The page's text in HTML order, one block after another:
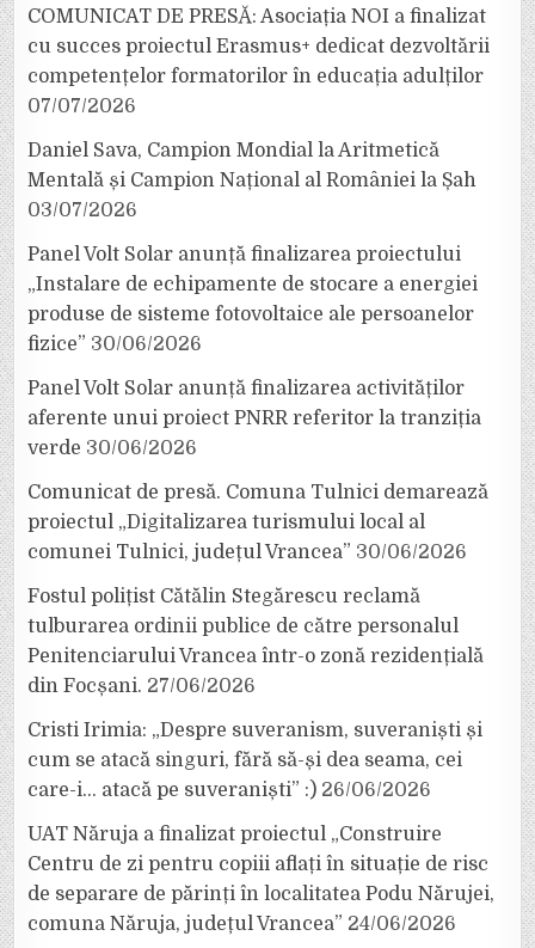
COMUNICAT DE PRESĂ: Asociația NOI a finalizat
cu succes proiectul Erasmus+ dedicat dezvoltării
competențelor formatorilor în educația adulților
07/07/2026
Daniel Sava, Campion Mondial la Aritmetică
Mentală și Campion Național al României la Șah
03/07/2026
Panel Volt Solar anunță finalizarea proiectului
„Instalare de echipamente de stocare a energiei
produse de sisteme fotovoltaice ale persoanelor
fizice” 30/06/2026
Panel Volt Solar anunță finalizarea activităților
aferente unui proiect PNRR referitor la tranziția
verde 30/06/2026
Comunicat de presă. Comuna Tulnici demarează
proiectul „Digitalizarea turismului local al
comunei Tulnici, județul Vrancea” 30/06/2026
Fostul polițist Cătălin Stegărescu reclamă
tulburarea ordinii publice de către personalul
Penitenciarului Vrancea într-o zonă rezidențială
din Focșani. 27/06/2026
Cristi Irimia: „Despre suveranism, suveraniști și
cum se atacă singuri, fără să-și dea seama, cei
care-i… atacă pe suveraniști” :) 26/06/2026
UAT Năruja a finalizat proiectul „Construire
Centru de zi pentru copiii aflați în situație de risc
de separare de părinți în localitatea Podu Nărujei,
comuna Năruja, județul Vrancea” 24/06/2026